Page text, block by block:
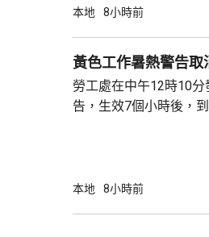
確定。
本地 8小時前
黃色工作暑熱警告取
勞工處在中午12時10
告，生效7個小時後，
本地 8小時前